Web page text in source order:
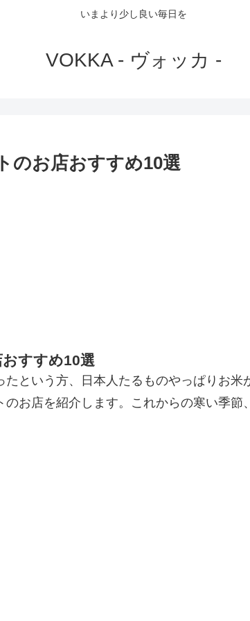
いまより少し良い毎日を
VOKKA - ヴォッカ -
のお店おすすめ10選
すすめ10選
という方、日本人たるものやっぱりお
お店を紹介します。これからの寒い季